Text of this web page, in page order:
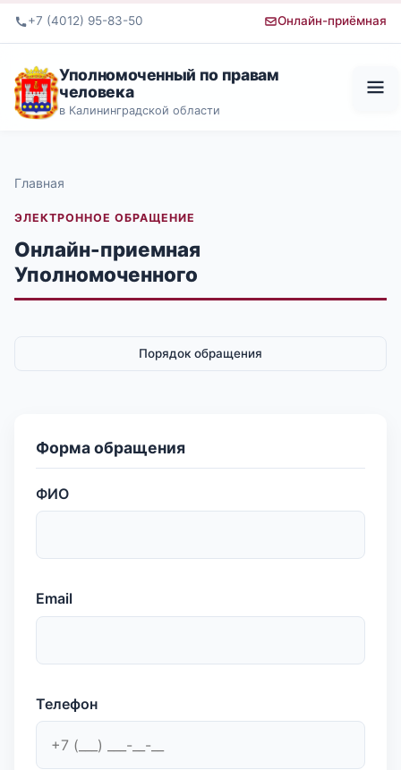
+7 (4012) 95-83-50 Онлайн-приёмная
Уполномоченный по правам
человека
в Калининградской области
Главная
ЭЛЕКТРОННОЕ ОБРАЩЕНИЕ
Онлайн-приемная
Уполномоченного
Порядок обращения
Форма обращения
ФИО
Email
Телефон